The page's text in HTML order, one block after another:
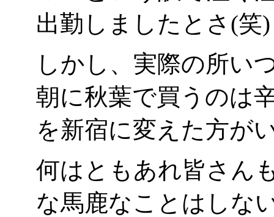
出勤しましたとさ(笑)
しかし、実際の所い
朝に秋葉で買うのは
を新宿に変えた方が
何はともあれ皆さん
な馬鹿なことはしな